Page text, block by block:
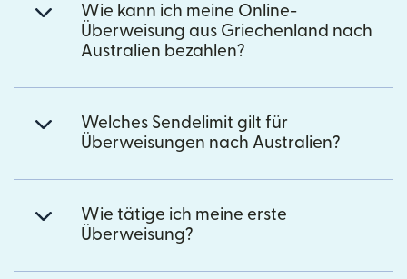
Wie kann ich meine Online-
Überweisung aus Griechenland nach
Australien bezahlen?
Welches Sendelimit gilt für
Überweisungen nach Australien?
Wie tätige ich meine erste
Überweisung?